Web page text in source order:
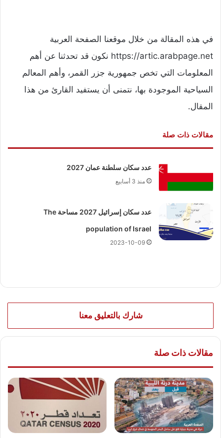
في هذه المقالة من خلال موقعنا الصفحة العربية
https://artic.arabpage.net نكون قد تحدثنا عن أهم
المعلومات التي تخص جمهورية جزر القمر، وأهم المعالم
السياحية الموجودة بها، نتمنى أن يستفيد القارئ من هذا
المقال.
مقالات ذات صلة
عدد سكان سلطنة عمان 2027
منذ 3 أسابيع
عدد سكان إسرائيل 2027 مساحة The
population of Israel
2023-10-09
شارك بالتعليق معنا
مقالات ذات صلة